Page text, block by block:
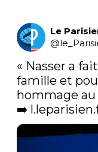
Le
@
« Nasser a
famille et
hommage
➡️